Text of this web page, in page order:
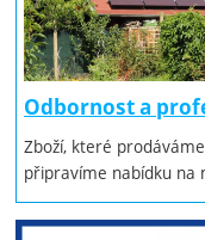
Odbornost a
Zboží, které
připravíme nabídku na